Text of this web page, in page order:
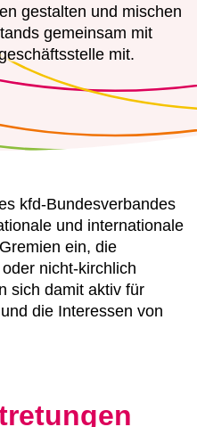
gestalten und mischen
gemeinsam mit
mit.
kfd-Bundesverbandes
und internationale
ein, die
nicht-kirchlich
sich damit aktiv für
die Interessen von